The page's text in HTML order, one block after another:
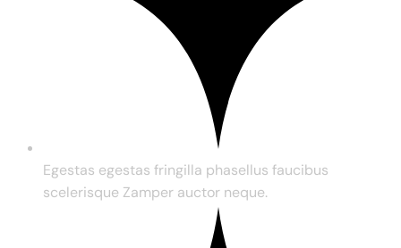
Egestas egestas fringilla phasellus faucibus
scelerisque Zamper auctor neque.